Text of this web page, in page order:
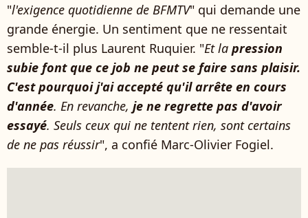
"l'exigence quotidienne de BFMTV" qui demande une
grande énergie. Un sentiment que ne ressentait
semble-t-il plus Laurent Ruquier. "Et la pression
subie font que ce job ne peut se faire sans plaisir.
C'est pourquoi j'ai accepté qu'il arrête en cours
d'année. En revanche, je ne regrette pas d'avoir
essayé. Seuls ceux qui ne tentent rien, sont certains
de ne pas réussir", a confié Marc-Olivier Fogiel.